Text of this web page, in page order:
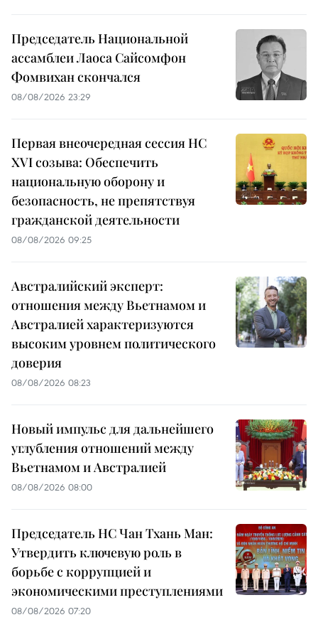
Председатель Национальной
ассамблеи Лаоса Сайсомфон
Фомвихан скончался
08/08/2026 23:29
Первая внеочередная сессия НС
XVI созыва: Обеспечить
национальную оборону и
безопасность, не препятствуя
гражданской деятельности
08/08/2026 09:25
Австралийский эксперт:
отношения между Вьетнамом и
Австралией характеризуются
высоким уровнем политического
доверия
08/08/2026 08:23
Новый импульс для дальнейшего
углубления отношений между
Вьетнамом и Австралией
08/08/2026 08:00
Председатель НС Чан Тхань Ман:
Утвердить ключевую роль в
борьбе с коррупцией и
экономическими преступлениями
08/08/2026 07:20